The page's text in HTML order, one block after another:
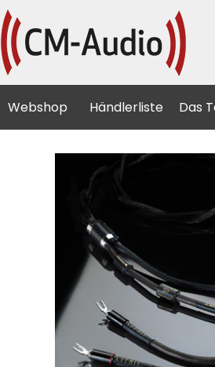
Webshop Händlerliste Das